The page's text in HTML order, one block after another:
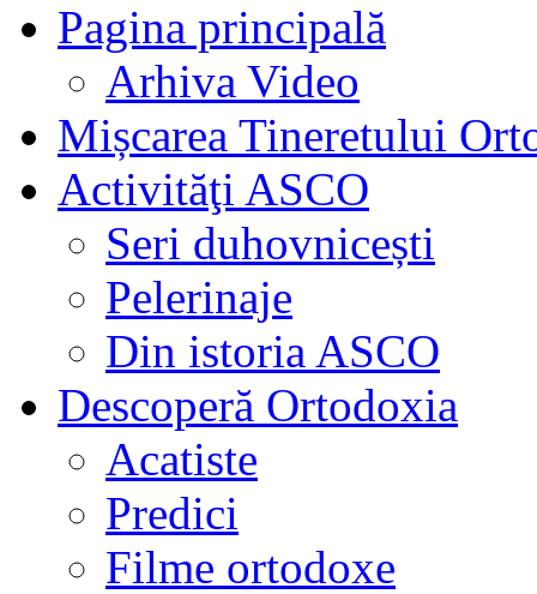
Pagina principală
Arhiva Video
Mișcarea Tineretului
Activităţi ASCO
Seri duhovnicești
Pelerinaje
Din istoria ASCO
Descoperă Ortodoxia
Acatiste
Predici
Filme ortodoxe